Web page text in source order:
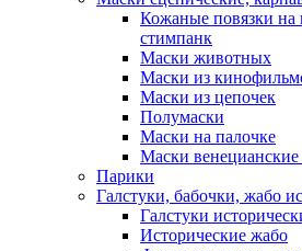
Кожаные повязки на
стимпанк
Маски животных
Маски из
Маски из цепочек
Полумаски
Маски на палочке
Маски венецианские
Парики
Галстуки, бабочки, жабо
Галстуки
Исторические жабо